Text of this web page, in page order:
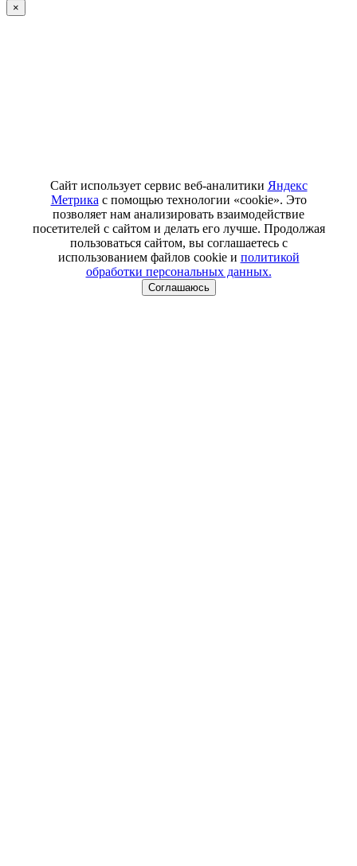
×
Сайт использует сервис веб-аналитики Яндекс
Метрика с помощью технологии «cookie». Это
позволяет нам анализировать взаимодействие
посетителей с сайтом и делать его лучше. Продолжая
пользоваться сайтом, вы соглашаетесь с
использованием файлов cookie и политикой
обработки персональных данных.
Соглашаюсь